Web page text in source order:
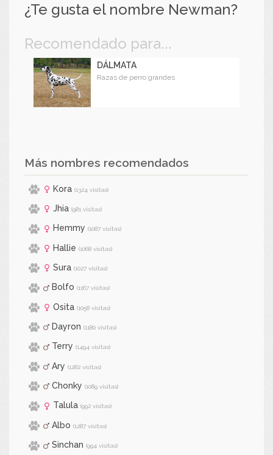
¿Te gusta el nombre Newman?
Recomendado para...
DÁLMATA
Razas de perro grandes
Más nombres recomendados
Kora (1324 visitas)
Jhia (981 visitas)
Hemmy (1087 visitas)
Hallie (1068 visitas)
Sura (1027 visitas)
Bolfo (1167 visitas)
Osita (1058 visitas)
Dayron (1180 visitas)
Terry (1494 visitas)
Ary (1282 visitas)
Chonky (1089 visitas)
Talula (992 visitas)
Albo (1287 visitas)
Sinchan (994 visitas)